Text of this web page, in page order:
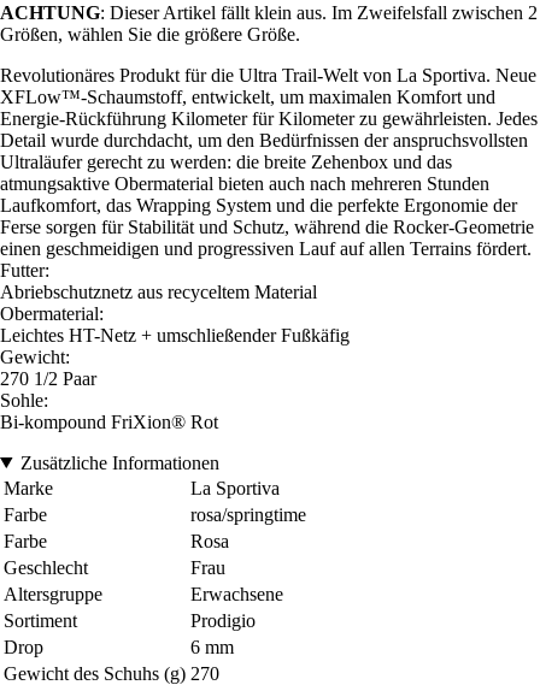
ACHTUNG: Dieser Artikel fällt klein aus. Im Zweifelsfall zwischen 2
Größen, wählen Sie die größere Größe.
Revolutionäres Produkt für die Ultra Trail-Welt von La Sportiva. Neue
XFLow™-Schaumstoff, entwickelt, um maximalen Komfort und
Energie-Rückführung Kilometer für Kilometer zu gewährleisten. Jedes
Detail wurde durchdacht, um den Bedürfnissen der anspruchsvollsten
Ultraläufer gerecht zu werden: die breite Zehenbox und das
atmungsaktive Obermaterial bieten auch nach mehreren Stunden
Laufkomfort, das Wrapping System und die perfekte Ergonomie der
Ferse sorgen für Stabilität und Schutz, während die Rocker-Geometrie
einen geschmeidigen und progressiven Lauf auf allen Terrains fördert.
Futter:
Abriebschutznetz aus recyceltem Material
Obermaterial:
Leichtes HT-Netz + umschließender Fußkäfig
Gewicht:
270 1/2 Paar
Sohle:
Bi-kompound FriXion® Rot
Zusätzliche Informationen
Marke
La Sportiva
Farbe
rosa/springtime
Farbe
Rosa
Geschlecht
Frau
Altersgruppe
Erwachsene
Sortiment
Prodigio
Drop
6 mm
Gewicht des Schuhs (g) 270